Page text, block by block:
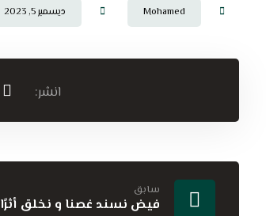
Mohamed ديسمبر 5, 2023
سابق
فيض نسند غصنا و نخلق أثرًا